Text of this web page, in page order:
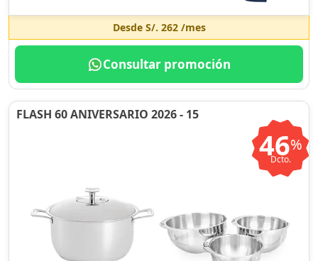
Desde S/. 262/mes
Consultar promoción
FLASH 60 ANIVERSARIO 2026 - 15
46%
Dcto.